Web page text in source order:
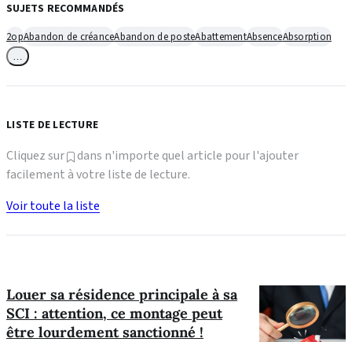
Louer sa résidence principale à sa
SCI : attention, ce montage peut
être lourdement sanctionné !
SUJETS RECOMMANDÉS
2opAbandon de créanceAbandon de posteAbattementAbsenceAbsorption
LISTE DE LECTURE
Cliquez sur
dans n'importe quel article pour l'ajouter
facilement à votre liste de lecture.
Voir toute la liste